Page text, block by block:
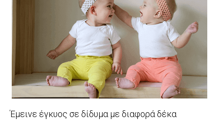
20
Έμεινε έγκυος σε δίδυμα με διαφορά δέκα